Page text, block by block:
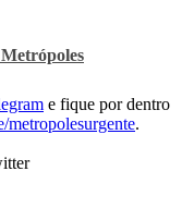
Metrópoles
e fique por dentro
metropolesurgente.